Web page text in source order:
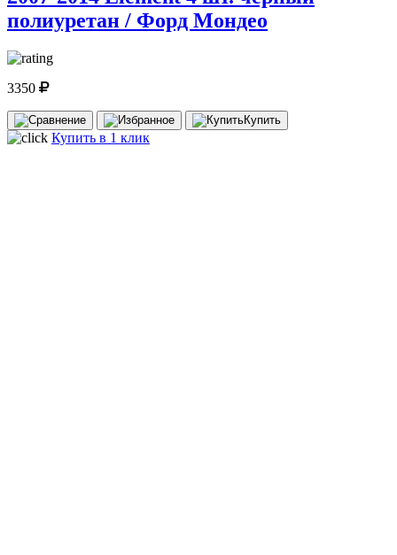
полиуретан / Форд Мондео
3350
Купить
Купить в 1 клик